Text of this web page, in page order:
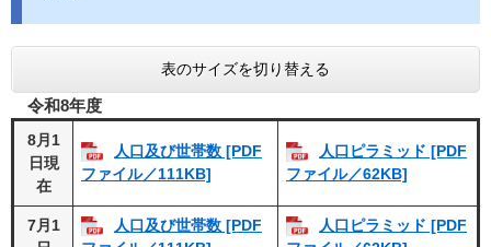
表のサイズを切り替える
令和8年度
8月1
日現
在
人口及び世帯数 [PDF
ファイル／111KB]
人口ピラミッド [PDF
ファイル／62KB]
7月1
人口及び世帯数 [PDF
人口ピラミッド [PDF